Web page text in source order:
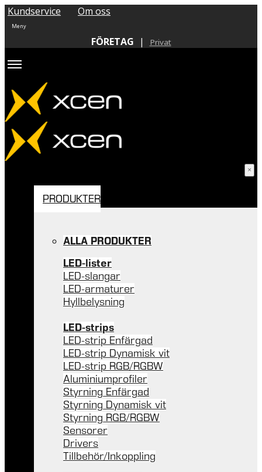
Kundservice Om oss
FÖRETAG | Privat
PRODUKTER
ALLA PRODUKTER
LED-lister
LED-slangar
LED-armaturer
Hyllbelysning
LED-strips
LED-strip Enfärgad
LED-strip Dynamisk vit
LED-strip RGB/RGBW
Aluminiumprofiler
Styrning Enfärgad
Styrning Dynamisk vit
Styrning RGB/RGBW
Sensorer
Drivers
Tillbehör/Inkoppling